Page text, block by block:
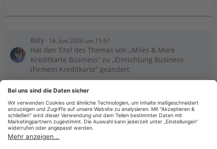
Billy 16. Juni 2026 um 15:57
Hat den Titel des Themas von „Miles & More
Kreditkarte Business“ zu „Einrichtung Business
(Firmen) Kreditkarte“ geändert.
Hat den Titel des Themas von „Einrichtung Business
(Firmen) Kreditkarte“ zu „Einrichtung Miles & More
Business (Firmen) Kreditkarte“ geändert.